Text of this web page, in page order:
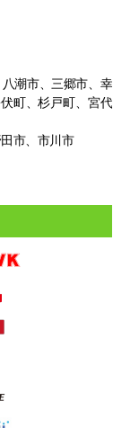
潮市、三郷市、幸
町、杉戸町、宮代
市、市川市